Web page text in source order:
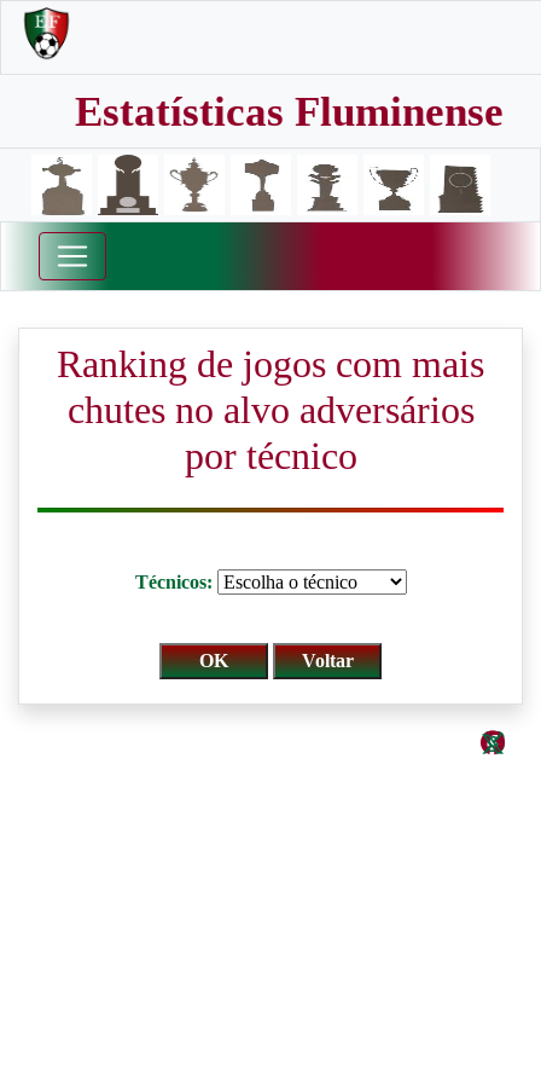
Estatísticas Fluminense
Ranking de jogos com mais
chutes no alvo adversários
por técnico
Técnicos: